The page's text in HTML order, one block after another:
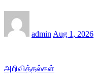
admin Aug 1, 2026
அறிவித்தல்கள்